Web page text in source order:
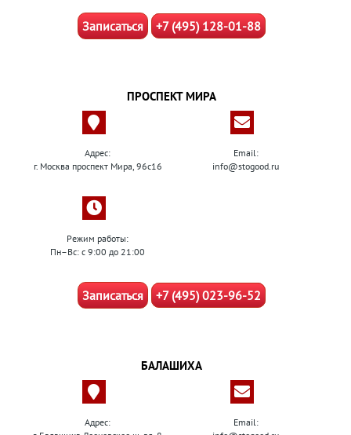
Записаться +7 (495) 128-01-88
ПРОСПЕКТ МИРА
Адрес:
г. Москва проспект Мира, 96с16
Email:
info@stogood.ru
Режим работы:
Пн–Вс: с 9:00 до 21:00
Записаться +7 (495) 023-96-52
БАЛАШИХА
Адрес:
Email: